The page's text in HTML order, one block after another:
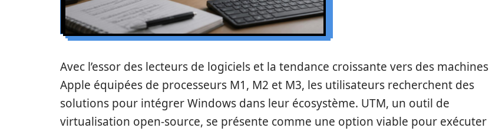
Avec l’essor des lecteurs de logiciels et la tendance croissante vers des machines
Apple équipées de processeurs M1, M2 et M3, les utilisateurs recherchent des
solutions pour intégrer Windows dans leur écosystème. UTM, un outil de
virtualisation open-source, se présente comme une option viable pour exécuter